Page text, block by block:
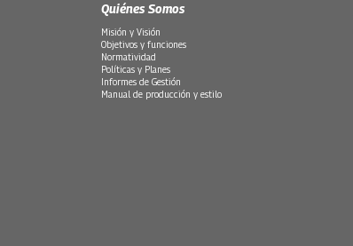
Quiénes Somos
Misión y Visión
Objetivos y funciones
Normatividad
Políticas y Planes
Informes de Gestión
Manual de producción y estilo